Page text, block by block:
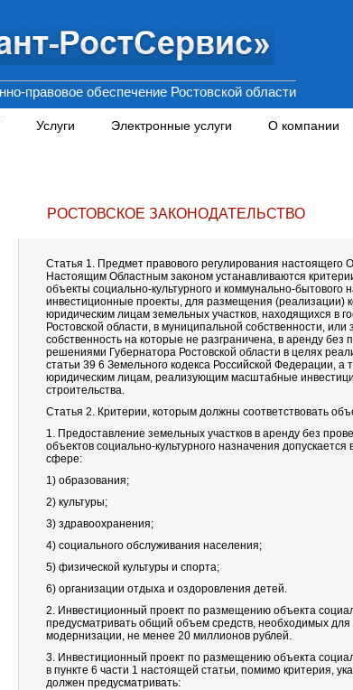
правовое обеспечение Ростовской области
Услуги Электронные услуги О компании
РОСТОВСКОЕ ЗАКОНОДАТЕЛЬСТВО
Статья 1. Предмет правового регулирования настоящего
Настоящим Областным законом устанавливаются
объекты социально-культурного и коммунально-бытового
инвестиционные проекты, для размещения (реализации)
юридическим лицам земельных участков, находящихся в
Ростовской области, в муниципальной собственности, или
собственность на которые не разграничена, в аренду без
решениями Губернатора Ростовской области в целях
статьи 39 6 Земельного кодекса Российской Федерации,
юридическим лицам, реализующим масштабные
строительства.
Статья 2. Критерии, которым должны соответствовать
1. Предоставление земельных участков в аренду без
объектов социально-культурного назначения
сфере:
1) образования;
2) культуры;
3) здравоохранения;
4) социального обслуживания населения;
5) физической культуры и спорта;
6) организации отдыха и оздоровления детей.
2. Инвестиционный проект по размещению объекта
предусматривать общий объем средств, необходимых для
модернизации, не менее 20 миллионов рублей.
3. Инвестиционный проект по размещению объекта
в пункте 6 части 1 настоящей статьи, помимо критерия,
должен предусматривать: